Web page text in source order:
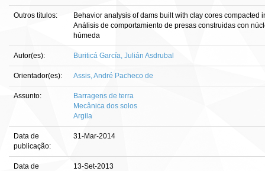
Outros títulos:
Behavior analysis of dams built with clay cores compacted
Análisis de comportamiento de presas construidas con
húmeda
Autor(es): Buriticá García, Julián Asdrubal
Orientador(es): Assis, André Pacheco de
Assunto:
Barragens de terra
Mecânica dos solos
Argila
Data de
publicação:
31-Mar-2014
Data de
13-Set-2013